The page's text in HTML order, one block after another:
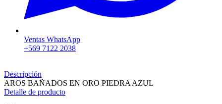
Ventas WhatsApp
+569 7122 2038
Descripción
AROS BAÑADOS EN ORO PIEDRA AZUL
Detalle de producto